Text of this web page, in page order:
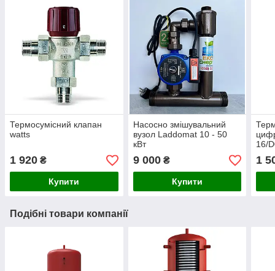
Термосумісний клапан
watts
1 920 ₴
Купити
Насосно змішувальний
вузол Laddomat 10 - 50
кВт
9 000₴
Купити
16/
1
Подібні товари компанії